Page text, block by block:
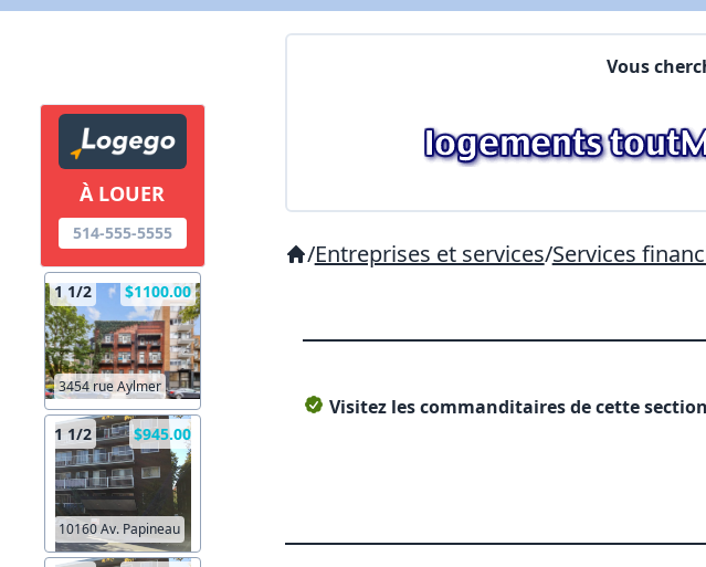
À LOUER
514-555-5555
1 1/2 $1100.00
3454 rue Aylmer
1 1/2 $945.00
10160 Av. Papineau
Vous
/Entreprises et services/Services
Visitez les commanditaires de cette
Lien vers inscription